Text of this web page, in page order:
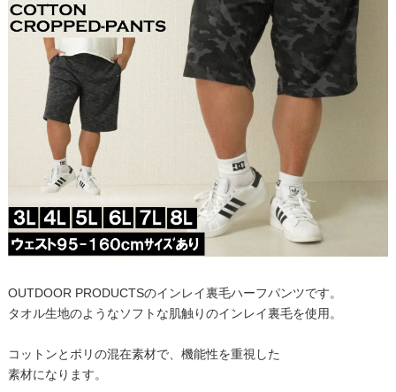
OUTDOOR PRODUCTSのインレイ裏毛ハーフパンツです。
タオル生地のようなソフトな肌触りのインレイ裏毛を使用。
コットンとポリの混在素材で、機能性を重視した
素材になります。